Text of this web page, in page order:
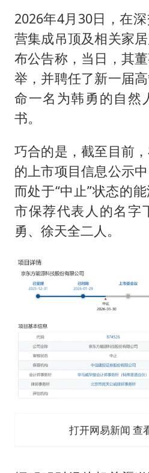
2026年4月30日，在
营集成吊顶及相关家
布公告称，当日，其
举，并聘任了新一届
命一名为韩勇的自然
书。
巧合的是，截至目前
的上市项目信息公示
而处于“中止”状态的
市保荐代表人的名字
勇、徐天全二人。
打开网易新闻 查